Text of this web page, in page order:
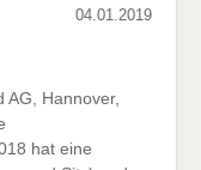
04.01.2019
AG, Hannover,
hat eine